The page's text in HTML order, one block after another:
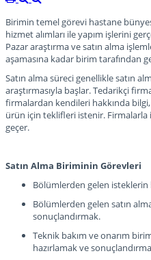
Birimin temel görevi hastane
hizmet alımları ile yapım işlerini
Pazar araştırma ve satın alma
aşamasına kadar birim tarafından
Satın alma süreci genellikle satın
araştırmasıyla başlar. Tedarikçi
firmalardan kendileri hakkında bilgi,
ürün için teklifleri istenir.
geçer.
Satın Alma Biriminin Görevleri
Bölümlerden gelen
Bölümlerden gelen satın
sonuçlandırmak.
Teknik bakım ve onarım
hazırlamak ve